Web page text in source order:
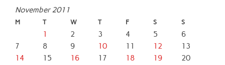
November 2011
M T W T F S S
1 2 3 4 5
6
7
8 9 10 11 12
13
14
15 16 17 18 19
20